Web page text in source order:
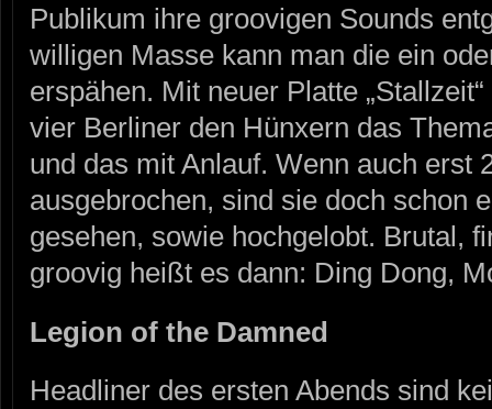
Publikum ihre groovigen Sounds
willigen Masse kann man die ein
erspähen. Mit neuer Platte
vier Berliner den Hünxern das
und das mit Anlauf. Wenn auch erst
ausgebrochen, sind sie doch schon
gesehen, sowie hochgelobt. Brutal,
groovig heißt es dann: Ding Dong,
Legion of the Damned
Headliner des ersten Abends sind